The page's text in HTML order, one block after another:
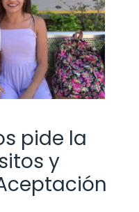
pide la
y